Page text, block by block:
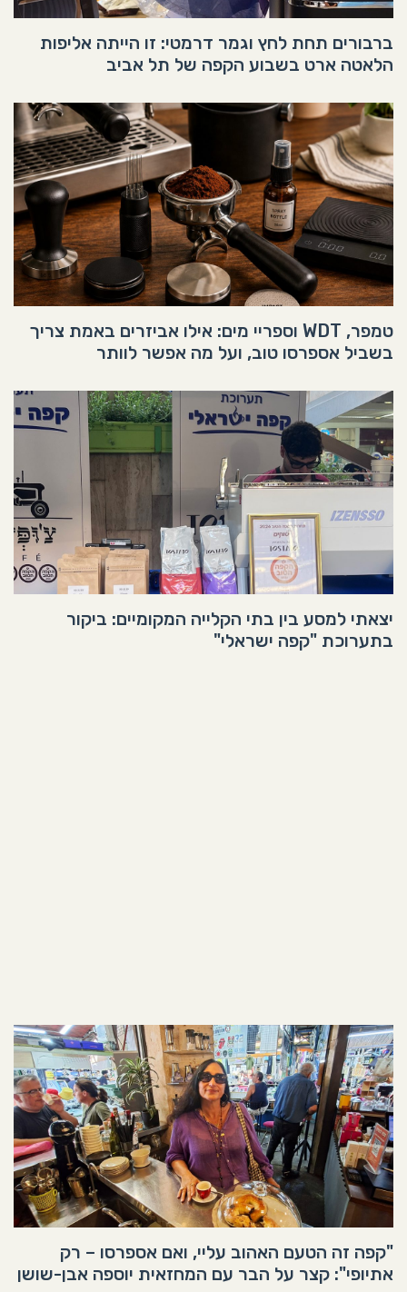
ברבורים תחת לחץ וגמר דרמטי: זו הייתה אליפות
הלאטה ארט בשבוע הקפה של תל אביב
טמפר, WDT וספריי מים: אילו אביזרים באמת צריך
בשביל אספרסו טוב, ועל מה אפשר לוותר
יצאתי למסע בין בתי הקלייה המקומיים: ביקור
בתערוכת "קפה ישראלי"
"קפה זה הטעם האהוב עליי, ואם אספרסו – רק
אתיופי": קצר על הבר עם המחזאית יוספה אבן-שושן